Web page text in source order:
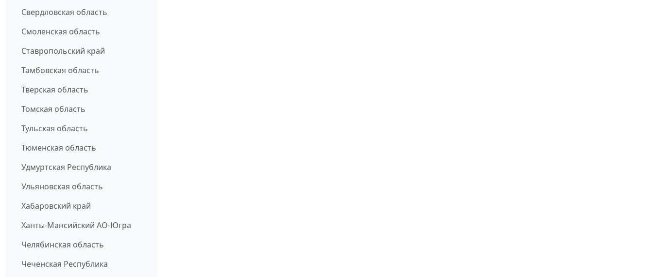
Свердловская область
Смоленская область
Ставропольский край
Тамбовская область
Тверская область
Томская область
Тульская область
Тюменская область
Удмуртская Республика
Ульяновская область
Хабаровский край
Ханты-Мансийский АО-Югра
Челябинская область
Чеченская Республика